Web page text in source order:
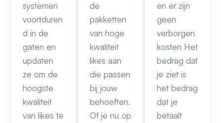
systemen
voortduren
d in de
gaten en
updaten
ze om de
hoogste
kwaliteit
van likes te
de
pakketten
van hoge
kwaliteit
likes aan
die passen
bij jouw
behoeften.
Of je nu op
en er zijn
geen
verborgen
kosten Het
bedrag dat
je ziet is
het bedrag
dat je
betaalt